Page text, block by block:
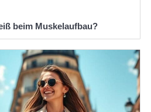
beim Muskelaufbau?